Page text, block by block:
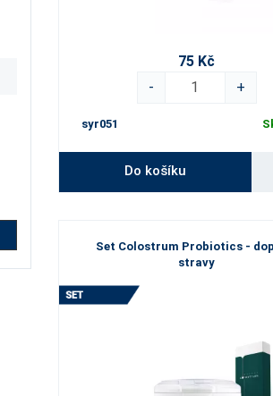
75 Kč
-
+
syr051
Do košíku
Set Colostrum Probiotics -
stravy